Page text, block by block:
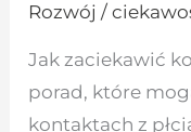
Rozwój /
Jak zaciekawić
porad, które
kontaktach z